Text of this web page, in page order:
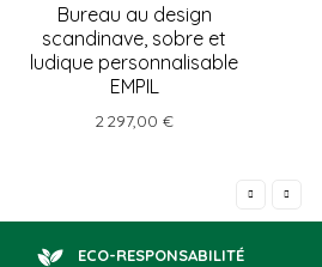
Bureau au design
scandinave, sobre et
ludique personnalisable
EMPIL
2 297,00 €
ECO-RESPONSABILITÉ